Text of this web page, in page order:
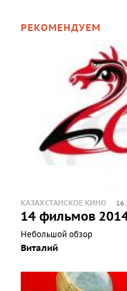
РЕКОМЕНДУЕМ
КАЗАХСТАНСКОЕ КИНО 16
14 фильмов
Небольшой обзор
Виталий